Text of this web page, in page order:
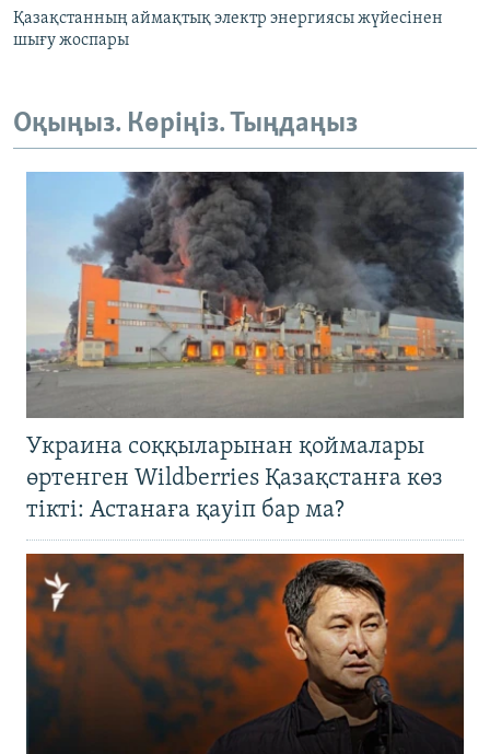
Қазақстанның аймақтық электр энергиясы жүйесінен
шығу жоспары
Оқыңыз. Көріңіз. Тыңдаңыз
Украина соққыларынан қоймалары
өртенген Wildberries Қазақстанға көз
тікті: Астанаға қауіп бар ма?